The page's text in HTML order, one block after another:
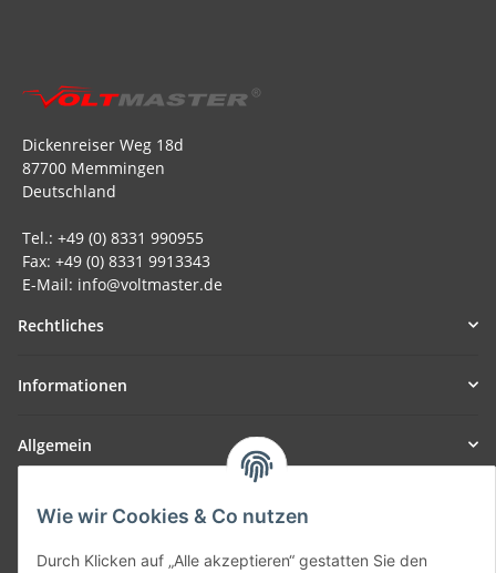
Wie wir Cookies & Co nutzen
Durch Klicken auf „Alle akzeptieren“ gestatten Sie den
Dickenreiser Weg 18d
87700 Memmingen
Deutschland
Tel.: +49 (0) 8331 990955
Fax: +49 (0) 8331 9913343
E-Mail: info@voltmaster.de
Rechtliches
Informationen
Allgemein
Teil unseres Netzwerks:
SmoliTec - Safety. Simplified. Worldwide. ( B2B Shop )